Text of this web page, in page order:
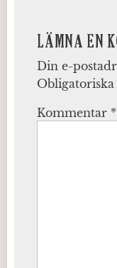
LÄMNA EN
Din e-
Kommentar *